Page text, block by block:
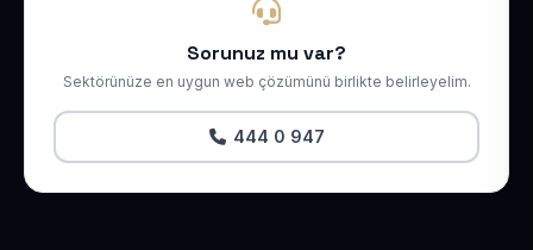
Sorunuz mu var?
Sektörünüze en uygun web çözümünü birlikte belirleyelim.
444 0 947